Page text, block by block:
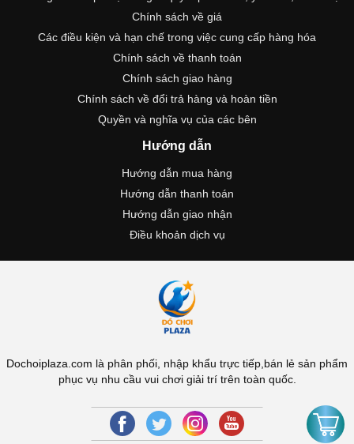
Chính sách về giá
Các điều kiện và hạn chế trong việc cung cấp hàng hóa
Chính sách về thanh toán
Chính sách giao hàng
Chính sách về đổi trả hàng và hoàn tiền
Quyền và nghĩa vụ của các bên
Hướng dẫn
Hướng dẫn mua hàng
Hướng dẫn thanh toán
Hướng dẫn giao nhận
Điều khoản dịch vụ
Dochoiplaza.com là phân phối, nhập khẩu trực tiếp,bán lẻ sản phẩm
phục vụ nhu cầu vui chơi giải trí trên toàn quốc.